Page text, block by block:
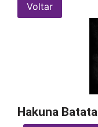
Voltar
Hakuna Batata